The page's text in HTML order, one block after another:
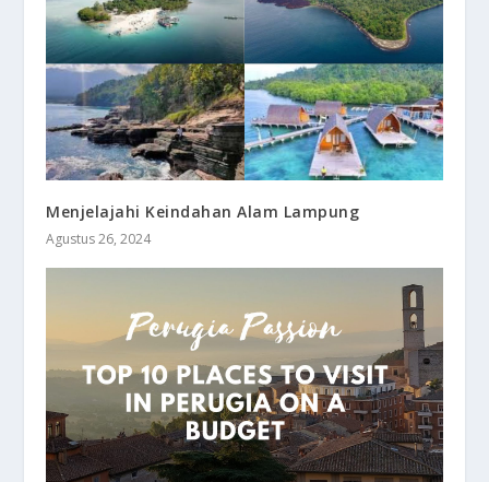
Menjelajahi Keindahan Alam Lampung
Agustus 26, 2024